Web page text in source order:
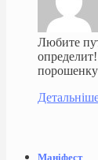
Любите
Маніфест